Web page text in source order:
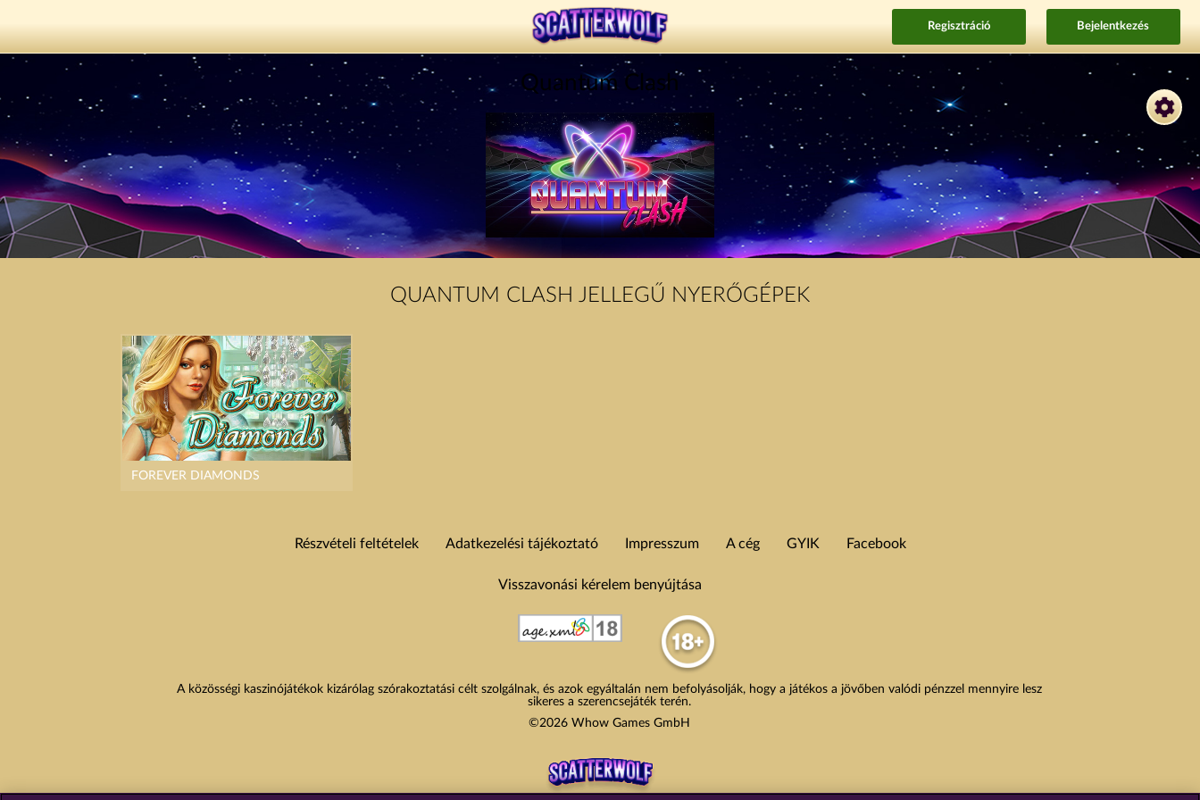
Regisztráció Bejelentkezés
Quantum Clash
QUANTUM CLASH JELLEGŰ NYERŐGÉPEK
FOREVER DIAMONDS
Részvételi feltételek Adatkezelési tájékoztató Impresszum A cég GYIK Facebook
Visszavonási kérelem benyújtása
A közösségi kaszinójátékok kizárólag szórakoztatási célt szolgálnak, és azok egyáltalán nem befolyásolják, hogy a játékos a jövőben valódi pénzzel mennyire lesz
sikeres a szerencsejáték terén.
©2026 Whow Games GmbH